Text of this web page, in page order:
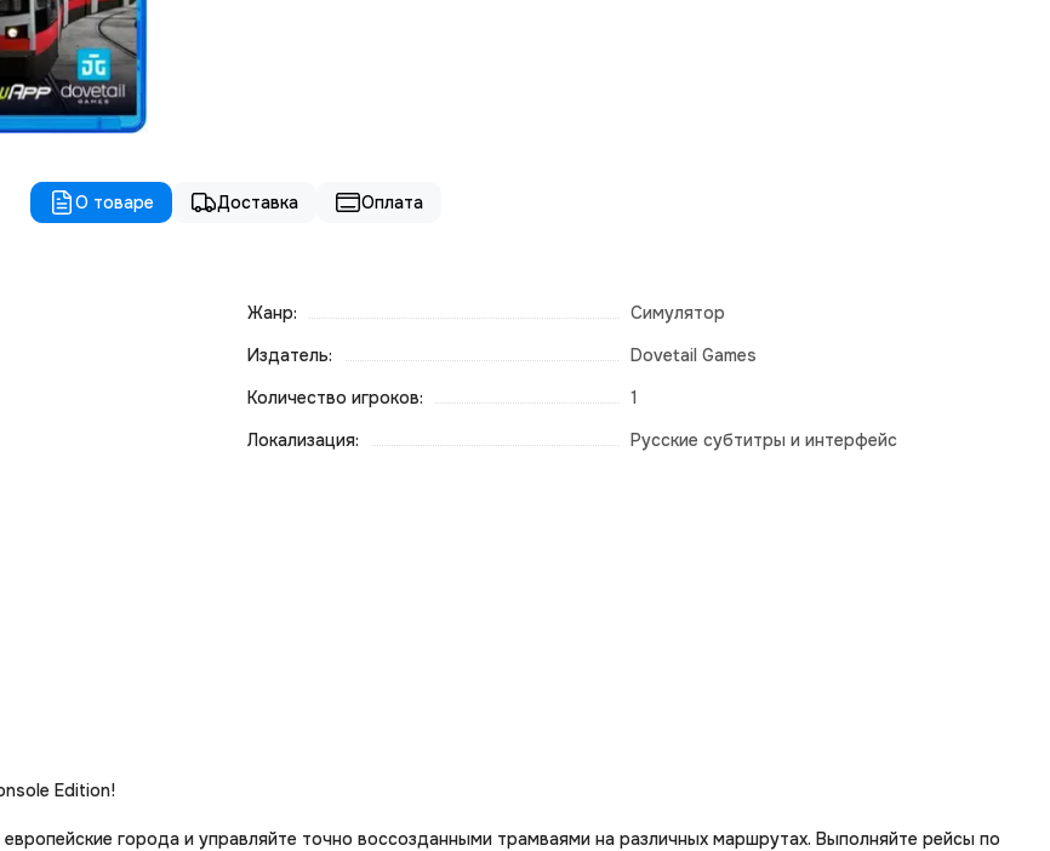
О товаре Доставка Оплата
Жанр:
Симулятор
Издатель:
Dovetail Games
Количество игроков:
1
Локализация:
Русские субтитры и интерфейс
Edition!
города и управляйте точно воссозданными трамваями на различных маршрутах. Выполняйте рейсы по